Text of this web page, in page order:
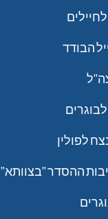
הבודד
לבוגרים
לפולין
ההסדר "בצוותא"